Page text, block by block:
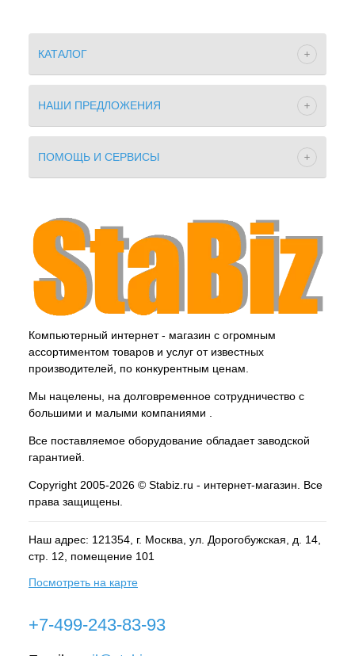
КАТАЛОГ
НАШИ ПРЕДЛОЖЕНИЯ
ПОМОЩЬ И СЕРВИСЫ
Компьютерный интернет - магазин с огромным
ассортиментом товаров и услуг от известных
производителей, по конкурентным ценам.
Мы нацелены, на долговременное сотрудничество с
большими и малыми компаниями .
Все поставляемое оборудование обладает заводской
гарантией.
Copyright 2005-2026 © Stabiz.ru - интернет-магазин. Все
права защищены.
Наш адрес: 121354, г. Москва , ул. Дорогобужская, д. 14,
стр. 12, помещение 101
Посмотреть на карте
+7-499-243-83-93